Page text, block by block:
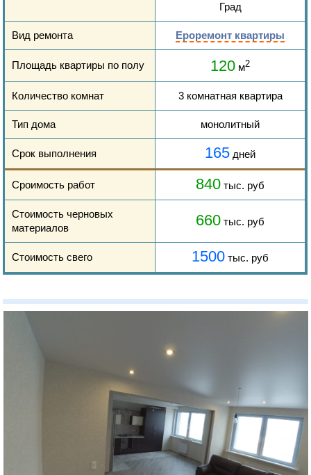
Град
Вид ремонта Ероремонт квартиры
Площадь квартиры по полу 120 м2
Количество комнат 3 комнатная квартира
Тип дома монолитный
Срок выполнения 165 дней
Сроимость работ 840 тыс. руб
Стоимость черновых
материалов
660 тыс. руб
Стоимость свего 1500 тыс. руб